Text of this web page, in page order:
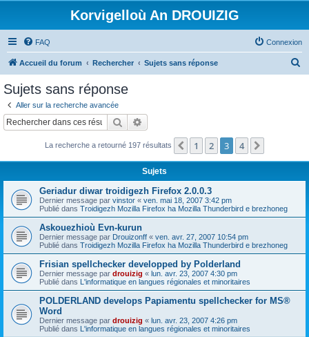
Korvigelloù An DROUIZIG
FAQ Connexion
Accueil du forum Rechercher Sujets sans réponse
c
Sujets sans réponse
Aller sur la recherche avancée
Rechercher
La recherche a retourné 197 résultats Précédent
1 2 3 4
Sujets
Geriadur diwar troidigezh Firefox 2.0.0.3
Dernier message par vinstor « ven. mai 18, 2007 3:42 pm
Publié dans Troidigezh Mozilla Firefox ha Mozilla Thunderbird e brezhoneg
Askouezhioù Evn-kurun
Dernier message par Drouizonff « ven. avr. 27, 2007 10:54 pm
Publié dans Troidigezh Mozilla Firefox ha Mozilla Thunderbird e brezhoneg
Frisian spellchecker developped by Polderland
Dernier message par drouizig « lun. avr. 23, 2007 4:30 pm
Publié dans L'informatique en langues régionales et minoritaires
POLDERLAND develops Papiamentu spellchecker for MS®
Word
Dernier message par drouizig « lun. avr. 23, 2007 4:26 pm
Publié dans L'informatique en langues régionales et minoritaires